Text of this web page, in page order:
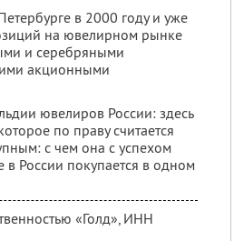
в 2000 году и уже
на ювелирном рынке
и серебряными
акционными
ювелиров России: здесь
по праву считается
с чем она с успехом
России покупается в одном
«Голд», ИНН